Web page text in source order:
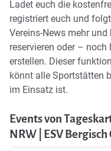
Ladet euch die
registriert euch und
Vereins-News mehr
reservieren oder –
erstellen. Dieser
könnt alle Sportstätten
im Einsatz ist.
Events von
NRW | ESV